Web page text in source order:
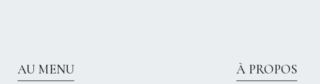
AU MENU À PROPOS